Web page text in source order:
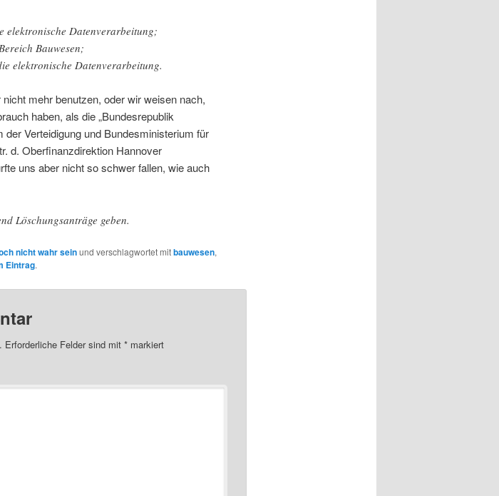
elektronische Datenverarbeitung;
Bauwesen;
elektronische Datenverarbeitung.
mehr benutzen, oder wir weisen nach,
haben, als die „Bundesrepublik
Verteidigung und Bundesministerium für
d. Oberfinanzdirektion Hannover
uns aber nicht so schwer fallen, wie auch
Löschungsanträge geben.
nicht wahr seinund verschlagwortet mitbauwesen,
Eintrag.
Erforderliche Felder sind mit *markiert